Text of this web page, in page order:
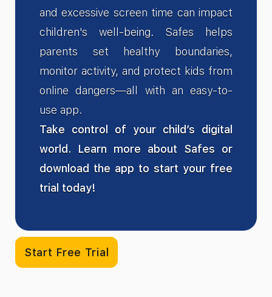
and excessive screen time can impact
children's well-being. Safes helps
parents set healthy boundaries,
monitor activity, and protect kids from
online dangers—all with an easy-to-
use app.
Take control of your child’s digital
world. Learn more about Safes or
download the app to start your free
trial today!
Start Free Trial